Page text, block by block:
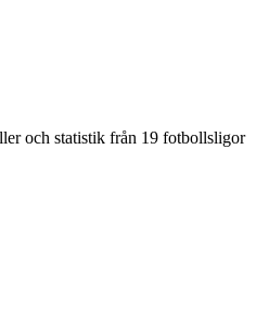
och statistik från 19 fotbollsligor